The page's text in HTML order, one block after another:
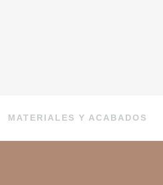
MATERIALES Y ACABADOS